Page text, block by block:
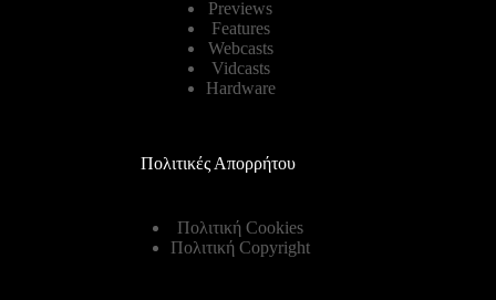
Previews
Features
Webcasts
Vidcasts
Hardware
Πολιτικές Απορρήτου
Πολιτική Cookies
Πολιτική Copyright